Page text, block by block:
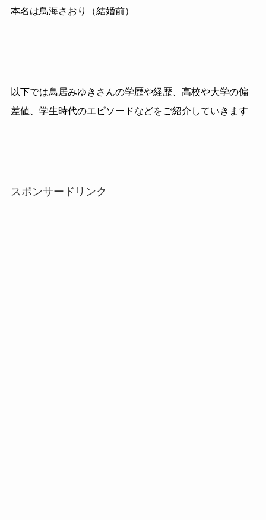
本名は鳥海さおり（結婚前）
以下では鳥居みゆきさんの学歴や経歴、高校や大学の偏
差値、学生時代のエピソードなどをご紹介していきます
スポンサードリンク